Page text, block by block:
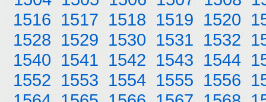
1516 1517 1518 1519 1520
1528 1529 1530 1531 1532
1540 1541 1542 1543 1544
1552 1553 1554 1555 1556